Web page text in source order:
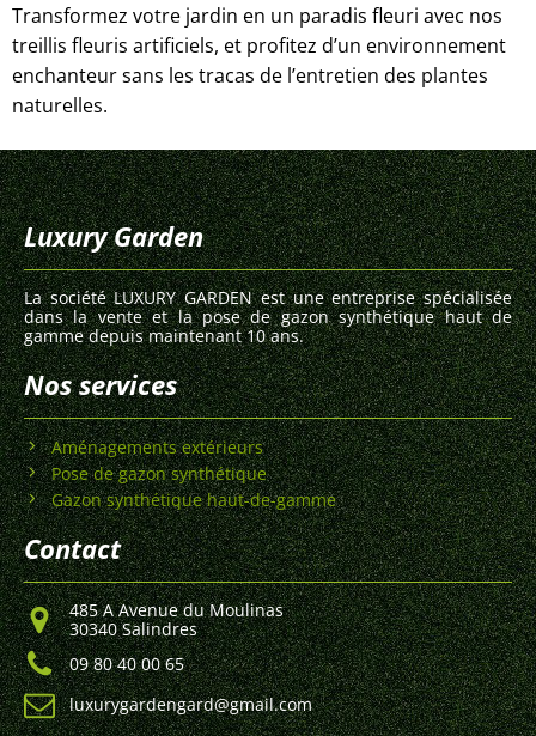
Transformez votre jardin en un paradis fleuri avec nos
treillis fleuris artificiels, et profitez d’un environnement
enchanteur sans les tracas de l’entretien des plantes
naturelles.
Luxury Garden
La société LUXURY GARDEN est une entreprise spécialisée
dans la vente et la pose de gazon synthétique haut de
gamme depuis maintenant 10 ans.
Nos services
Aménagements extérieurs
Pose de gazon synthétique
Gazon synthétique haut-de-gamme
Contact
485 A Avenue du Moulinas
30340 Salindres
09 80 40 00 65
luxurygardengard@gmail.com